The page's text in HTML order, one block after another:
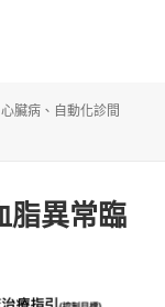
高血壓指引更新
心臟病 、 自動化診間
脂異常臨